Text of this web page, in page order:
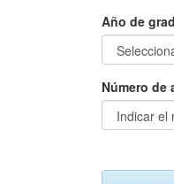
Año de
Número de